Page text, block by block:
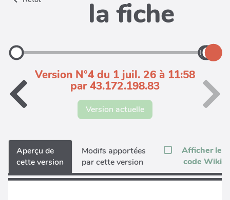
la fiche
Version N°4 du 1 juil. 26 à 11:58
par 43.172.198.83
Version actuelle
Aperçu de
cette version
Modifs apportées
par cette version
Afficher le
code Wiki